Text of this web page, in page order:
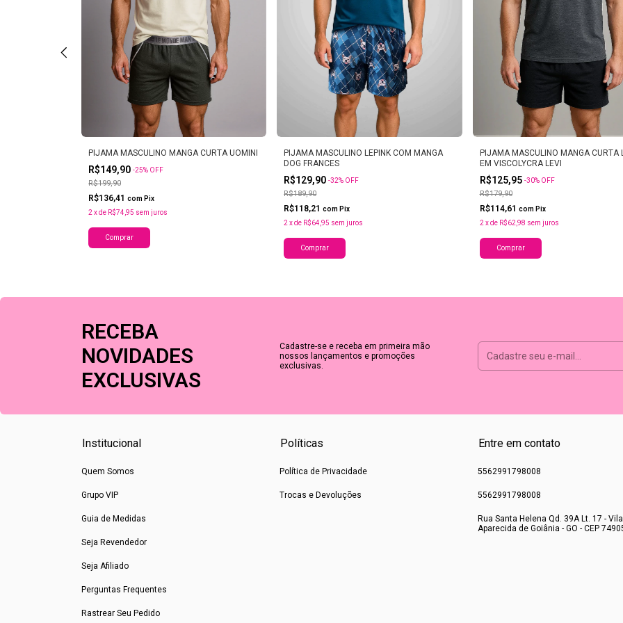
PIJAMA MASCULINO MANGA CURTA UOMINI
R$149,90 -25% OFF
R$199,90
R$136,41 com Pix
2xde R$74,95 sem juros
Comprar
PIJAMA MASCULINO LEPINK COM MANGA
DOG FRANCES
R$129,90-32% OFF
R$189,90
R$118,21com Pix
2 xde R$64,95 sem juros
Comprar
PIJAMA MASCULINO MANGA CURTA
EM VISCOLYCRA LEVI
R$125,95 -30% OFF
R$179,90
R$114,61 com Pix
2 xde R$62,98 sem juros
Comprar
RECEBA
NOVIDADES
EXCLUSIVAS
Cadastre-se e receba em primeira mão
nossos lançamentos e promoções
exclusivas.
Institucional
Quem Somos
Grupo VIP
Guia de Medidas
Seja Revendedor
Seja Afiliado
Perguntas Frequentes
Rastrear Seu Pedido
Políticas
Política de Privacidade
Trocas e Devoluções
Entre em contato
5562991798008
5562991798008
Rua Santa Helena Qd. 39A Lt. 17 -
Aparecida de Goiânia - GO - CEP